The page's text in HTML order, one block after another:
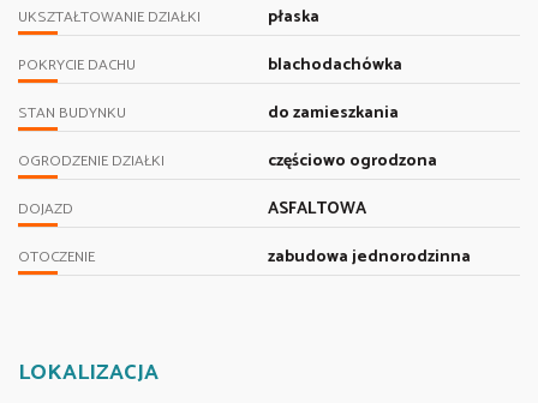
UKSZTAŁTOWANIE DZIAŁKI płaska
POKRYCIE DACHU blachodachówka
STAN BUDYNKU do zamieszkania
OGRODZENIE DZIAŁKI częściowo ogrodzona
DOJAZD ASFALTOWA
OTOCZENIE zabudowa jednorodzinna
LOKALIZACJA